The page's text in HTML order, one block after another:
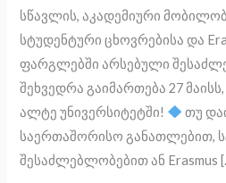
სწავლის, აკადემიური
სტუდენტური ცხოვრებისა და
ფარგლებში არსებული
შეხვედრა გაიმართება 27 მაისს,
ალტე უნივერსიტეტში!
თუ
საერთაშორისო განათლებით,
შესაძლებლობებით ან Erasmus